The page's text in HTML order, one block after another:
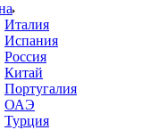
Италия
Испания
Россия
Китай
Португалия
ОАЭ
Турция